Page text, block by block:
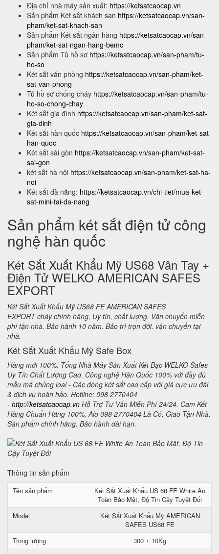
Địa chỉ nhà máy sản xuất: https://ketsatcaocap.vn
Sản phẩm Két sắt khách sạn https://ketsatcaocap.vn/san-
pham/ket-sat-khach-san
Sản phẩm Két sắt ngân hàng https://ketsatcaocap.vn/san-
pham/ket-sat-ngan-hang-bemc
Sản phẩm Tủ hồ sơ https://ketsatcaocap.vn/san-pham/tu-
ho-so
Két sắt văn phòng https://ketsatcaocap.vn/san-pham/ket-
sat-van-phong
Tủ hồ sơ chống cháy https://ketsatcaocap.vn/san-pham/tu-
ho-so-chong-chay
Két sắt gia đình https://ketsatcaocap.vn/san-pham/ket-sat-
gia-dinh
Két sắt hàn quốc https://ketsatcaocap.vn/san-pham/ket-sat-
han-quoc
Két sắt sài gòn https://ketsatcaocap.vn/san-pham/ket-sat-
sai-gon
két sắt hà nội https://ketsatcaocap.vn/san-pham/ket-sat-ha-
noi
Két sắt đà nẵng: https://ketsatcaocap.vn/chi-tiet/mua-ket-
sat-mini-tai-da-nang
Sản phẩm két sắt điện tử công
nghệ hàn quốc
Két Sắt Xuất Khẩu Mỹ US68 Vân Tay +
Điện Tử WELKO AMERICAN SAFES
EXPORT
Két Sắt Xuất Khẩu Mỹ US68 FE AMERICAN SAFES
EXPORT cháy chính hãng, Uy tín, chất lượng, Vận chuyển miễn
phí tận nhà. Bảo hành 10 năm. Bảo trì trọn đời. vận chuyển tại
nhà.
Két Sắt Xuất Khẩu Mỹ Safe Box
Hàng mới 100%. Tổng Nhà Máy Sản Xuất Két Bạc WELKO Safes
Uy Tín Chất Lượng Cao. Công nghệ Hàn Quốc 100% với đầy đủ
mẫu mã chủng loại - Các dòng két sắt cao cấp với giá cực ưu đãi
& dịch vụ hoàn hảo. Hotline: 098 2770404
- http://ketsatcaocap.vn Hỗ Trợ Tư Vấn Miễn Phí 24/24. Cam Kết
Hàng Chuẩn Hãng 100%, Alo 098 2770404 Là Có, Giao Tận Nhà.
Sản phẩm chính hãng. Bảo hành dài hạn.
Thông tin sản phẩm
Tên sản phẩm
Két Sắt Xuất Khẩu US 68 FE White An
Toàn Bảo Mật, Độ Tin Cậy Tuyệt Đối
Model
Két Sắt Xuất Khẩu Mỹ AMERICAN
SAFES US68 FE
Trọng lượng
300 ± 10Kg